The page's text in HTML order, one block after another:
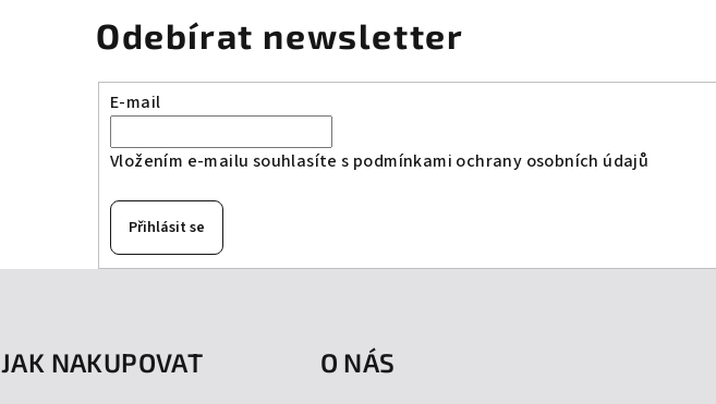
Odebírat newsletter
E-mail
Vložením e-mailu souhlasíte s podmínkami ochrany osobních údajů
Přihlásit se
JAK NAKUPOVAT O NÁS